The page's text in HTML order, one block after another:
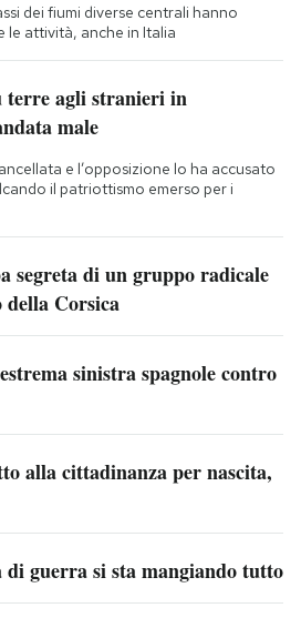
dei fiumi diverse centrali hanno
le attività, anche in Italia
terre agli stranieri in
male
e l’opposizione lo ha accusato
il patriottismo emerso per i
segreta di un gruppo radicale
della Corsica
sinistra spagnole contro
alla cittadinanza per nascita,
di guerra si sta mangiando tutto